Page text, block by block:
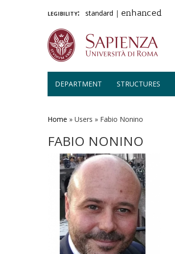
legibility: standard | enhanced
DEPARTMENT STRUCTURES
Home » Users » Fabio Nonino
FABIO NONINO